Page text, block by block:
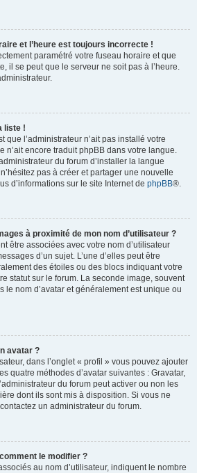
et l’heure est toujours incorrecte !
paramétré votre fuseau horaire et que
il se peut que le serveur ne soit pas à l’heure.
liste !
que l’administrateur n’ait pas installé votre
n’ait encore traduit phpBB dans votre langue.
du forum d’installer la langue
pas à créer et partager une nouvelle
d’informations sur le site Internet de phpBB®.
à proximité de mon nom d’utilisateur ?
être associées avec votre nom d’utilisateur
d’un sujet. L’une d’elles peut être
des étoiles ou des blocs indiquant votre
statut sur le forum. La seconde image, souvent
le nom d’avatar et généralement est unique ou
avatar ?
dans l’onglet « profil » vous pouvez ajouter
quatre méthodes d’avatar suivantes : Gravatar,
du forum peut activer ou non les
dont ils sont mis à disposition. Si vous ne
un administrateur du forum.
le modifier ?
au nom d’utilisateur, indiquent le nombre